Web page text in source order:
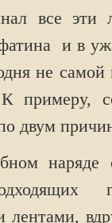
все эти
и в
не
примеру,
двум
лентами,